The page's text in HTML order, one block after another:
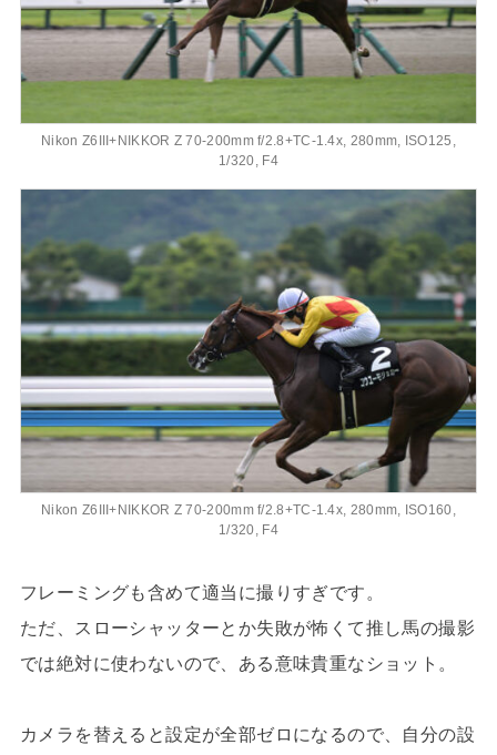
Nikon Z6III+NIKKOR Z 70-200mm f/2.8+TC-1.4x, 280mm, ISO125,
1/320, F4
Nikon Z6III+NIKKOR Z 70-200mm f/2.8+TC-1.4x, 280mm, ISO160,
1/320, F4
フレーミングも含めて適当に撮りすぎです。
ただ、スローシャッターとか失敗が怖くて推し馬の撮影
では絶対に使わないので、ある意味貴重なショット。
カメラを替えると設定が全部ゼロになるので、自分の設